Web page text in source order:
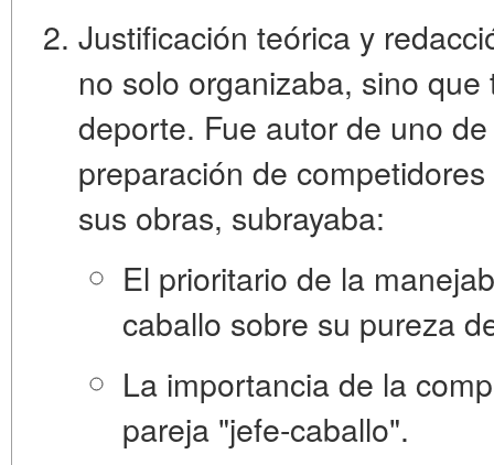
Justificación teórica y
no solo organizaba, sino
deporte. Fue autor de uno
preparación de
sus obras, subrayaba:
El prioritario de la
caballo sobre su pureza
La importancia de la
pareja "jefe-caballo".